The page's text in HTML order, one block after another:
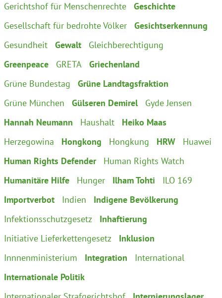
Gerichtshof für Menschenrechte
Geschichte
Gesellschaft für bedrohte Völker
Gesichtserkennung
Gesundheit
Gewalt
Gleichberechtigung
Greenpeace
GRETA
Griechenland
Grüne Bundestag
Grüne Landtagsfraktion
Grüne München
Gülseren Demirel
Gyde Jensen
Hannah Neumann
Haushalt
Heiko Maas
Herzegowina
Hongkong Hongkung HRW
Huawei
Human Rights Defender
Human Rights Watch
Humanitäre Hilfe
Hunger Ilham Tohti
ILO 169
Importverbot
Indien
Indigene Bevölkerung
Infektionsschutzgesetz
Inhaftierung
Initiative Lieferkettengesetz
Inklusion
Innnenministerium
Integration
International
Internationale Politik